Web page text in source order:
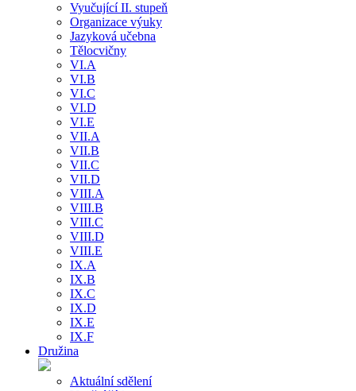
Vyučující II. stupeň
Organizace výuky
Jazyková učebna
Tělocvičny
VI.A
VI.B
VI.C
VI.D
VI.E
VII.A
VII.B
VII.C
VII.D
VIII.A
VIII.B
VIII.C
VIII.D
VIII.E
IX.A
IX.B
IX.C
IX.D
IX.E
IX.F
Družina
Aktuální sdělení